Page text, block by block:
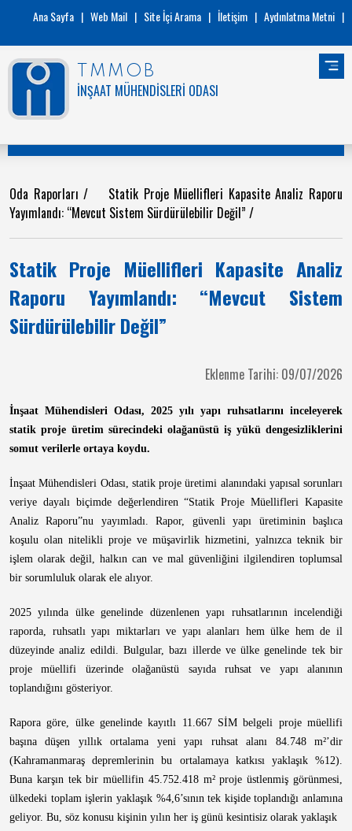
Ana Sayfa | Web Mail | Site İçi Arama | İletişim | Aydınlatma Metni |
TMMOB
İNŞAAT MÜHENDİSLERİ ODASI
Oda Raporları/ Statik Proje Müellifleri Kapasite Analiz Raporu
Yayımlandı: “Mevcut Sistem Sürdürülebilir Değil” /
Statik Proje Müellifleri Kapasite Analiz
Raporu Yayımlandı: “Mevcut Sistem
Sürdürülebilir Değil”
Eklenme Tarihi: 09/07/2026
İnşaat Mühendisleri Odası, 2025 yılı yapı ruhsatlarını inceleyerek
statik proje üretim sürecindeki olağanüstü iş yükü dengesizliklerini
somut verilerle ortaya koydu.
İnşaat Mühendisleri Odası, statik proje üretimi alanındaki yapısal sorunları
veriye dayalı biçimde değerlendiren “Statik Proje Müellifleri Kapasite
Analiz Raporu”nu yayımladı. Rapor, güvenli yapı üretiminin başlıca
koşulu olan nitelikli proje ve müşavirlik hizmetini, yalnızca teknik bir
işlem olarak değil, halkın can ve mal güvenliğini ilgilendiren toplumsal
bir sorumluluk olarak ele alıyor.
2025 yılında ülke genelinde düzenlenen yapı ruhsatlarının incelendiği
raporda, ruhsatlı yapı miktarları ve yapı alanları hem ülke hem de il
düzeyinde analiz edildi. Bulgular, bazı illerde ve ülke genelinde tek bir
proje müellifi üzerinde olağanüstü sayıda ruhsat ve yapı alanının
toplandığını gösteriyor.
Rapora göre, ülke genelinde kayıtlı 11.667 SİM belgeli proje müellifi
başına düşen yıllık ortalama yeni yapı ruhsat alanı 84.748 m²’dir
(Kahramanmaraş depremlerinin bu ortalamaya katkısı yaklaşık %12).
Buna karşın tek bir müellifin 45.752.418 m² proje üstlenmiş görünmesi,
ülkedeki toplam işlerin yaklaşık %4,6’sının tek kişide toplandığı anlamına
geliyor. Bu, söz konusu kişinin yılın her iş günü kesintisiz olarak yaklaşık